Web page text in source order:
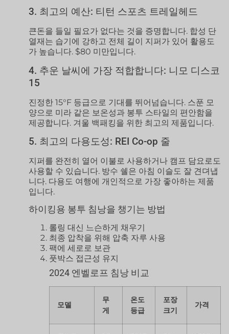
3. 최고의 예산: 티턴 스포츠 트레일헤드
큰돈을 들일 필요가 없다는 것을 증명합니다. 합성 단
열재는 습기에 강하고 전체 길이 지퍼가 있어 활용도
가 높습니다. $80 미만입니다.
4. 추운 날씨에 가장 적합합니다: 니모 디스코
15
진정한 15°F 등급으로 기대를 뛰어넘습니다. 스푼 모
양으로 미라 같은 보온성과 봉투 스타일의 편안함을
제공합니다. 겨울 백패킹을 위한 최고의 제품입니다.
5. 최고의 다용도성: REI Co-op 줄
지퍼를 완전히 열어 이불로 사용하거나 캠프 담요로도
사용할 수 있습니다. 방수 쉘은 아침 이슬도 잘 견뎌냅
니다. 다용도 여행에 개인적으로 가장 좋아하는 제품
입니다.
하이킹용 봉투 침낭을 챙기는 방법
롤링 대신 느슨하게 채우기
최종 압착을 위해 압축 자루 사용
팩에 세로로 보관
풋박스 접근성 유지
2024 엔벨로프 침낭 비교
모델
무
게
온도
등급
포장
크기
가격